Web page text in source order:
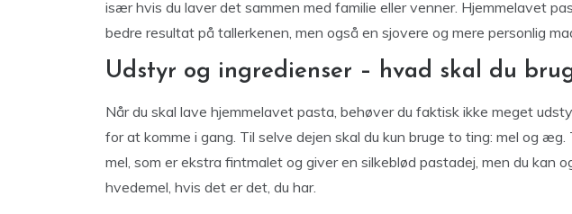
især hvis du laver det sammen med familie eller venner. Hjemmelavet
bedre resultat på tallerkenen, men også en sjovere og mere personlig
Udstyr og ingredienser – hvad skal du
Når du skal lave hjemmelavet pasta, behøver du faktisk ikke meget
for at komme i gang. Til selve dejen skal du kun bruge to ting: mel og
mel, som er ekstra fintmalet og giver en silkeblød pastadej, men du kan
hvedemel, hvis det er det, du har.